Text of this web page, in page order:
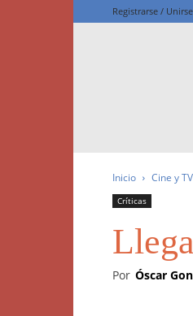
Registrarse / Unirse
Inicio Cine y TV
Críticas
Por Óscar